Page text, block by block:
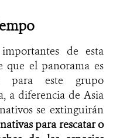
de esta
que el panorama es
para este grupo
a diferencia de Asia
se extinguirán
para rescatar o